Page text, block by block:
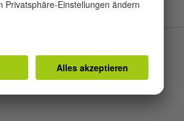
Impressum Datenschutz
Privatsphäre-Einstellungen